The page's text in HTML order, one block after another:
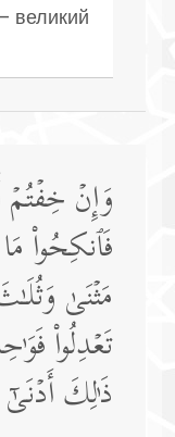
великий
وَإِنۡ خِفۡتُمۡ
فَٱنكِحُوا۟
مَثۡنَىٰ
تَعۡدِلُوا۟
ذَ ٰ⁠لِكَ أَدۡنَىٰۤ